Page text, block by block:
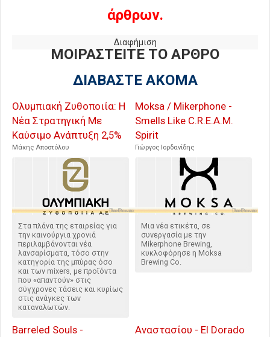
άρθρων.
Διαφήμιση
ΜΟΙΡΑΣΤΕΙΤΕ ΤΟ ΑΡΘΡΟ
ΔΙΑΒΑΣΤΕ ΑΚΟΜΑ
Ολυμπιακή Ζυθοποιία: Η
Νέα Στρατηγική Με
Καύσιμο Ανάπτυξη 2,5%
Μάκης Αποστόλου
Στα πλάνα της εταιρείας για
την καινούργια χρονιά
περιλαμβάνονται νέα
λανσαρίσματα, τόσο στην
κατηγορία της μπύρας όσο
και των mixers, με προϊόντα
που «απαντούν» στις
σύγχρονες τάσεις και κυρίως
στις ανάγκες των
καταναλωτών.
Moksa / Mikerphone -
Smells Like C.R.E.A.M.
Spirit
Γιώργος Ιορδανίδης
Μια νέα ετικέτα, σε
συνεργασία με την
Mikerphone Brewing,
κυκλοφόρησε η Moksa
Brewing Co.
Barreled Souls -
Αναστασίου - El Dorado